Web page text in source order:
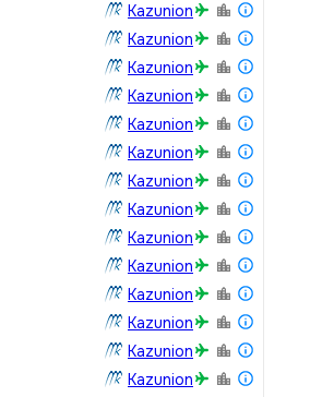
Kazunion
Kazunion
Kazunion
Kazunion
Kazunion
Kazunion
Kazunion
Kazunion
Kazunion
Kazunion
Kazunion
Kazunion
Kazunion
Kazunion